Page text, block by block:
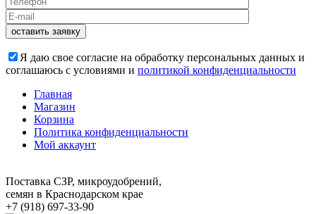
Я даю свое согласие на обработку персональных данных и
соглашаюсь с условиями и политикой конфиденциальности
Главная
Магазин
Корзина
Политика конфиденциальности
Мой аккаунт
Поставка СЗР, микроудобрений,
семян в Краснодарском крае
+7 (918) 697-33-90